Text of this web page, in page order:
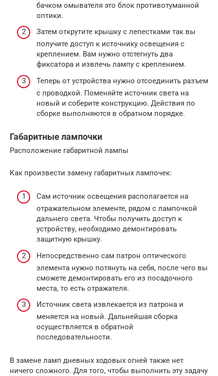
бачком омывателя это блок противотуманной
оптики.
Затем открутите крышку с лепестками так вы
получите доступ к источнику освещения с
креплением. Вам нужно отстегнуть два
фиксатора и извлечь лампу с креплением.
Теперь от устройства нужно отсоединить разъем
с проводкой. Поменяйте источник света на
новый и соберите конструкцию. Действия по
сборке выполняются в обратном порядке.
Габаритные лампочки
Расположение габаритной лампы
Как произвести замену габаритных лампочек:
Сам источник освещения располагается на
отражательном элементе, рядом с лампочкой
дальнего света. Чтобы получить доступ к
устройству, необходимо демонтировать
защитную крышку.
Непосредственно сам патрон оптического
элемента нужно потянуть на себя, после чего вы
сможете демонтировать его из посадочного
места, то есть отражателя.
Источник света извлекается из патрона и
меняется на новый. Дальнейшая сборка
осуществляется в обратной
последовательности.
В замене ламп дневных ходовых огней также нет
ничего сложного. Для того, чтобы выполнить эту задачу